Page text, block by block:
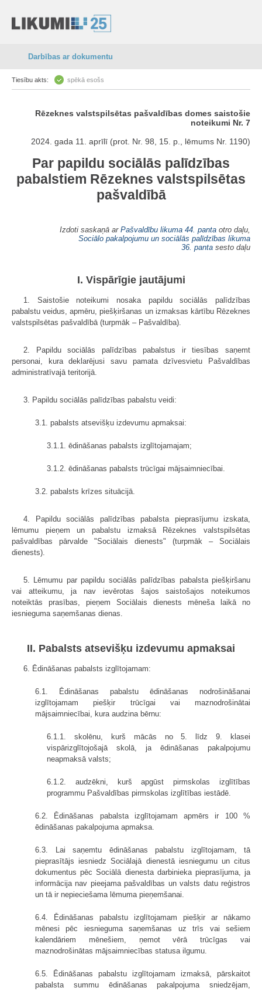
Darbības ar dokumentu
Tiesību akts: spēkā esošs
Rēzeknes valstspilsētas pašvaldības domes saistošie
noteikumi Nr. 7
2024. gada 11. aprīlī (prot. Nr. 98, 15. p., lēmums Nr. 1190)
Par papildu sociālās palīdzības
pabalstiem Rēzeknes valstspilsētas
pašvaldībā
Izdoti saskaņā ar Pašvaldību likuma 44. panta otro daļu,
Sociālo pakalpojumu un sociālās palīdzības likuma
36. panta sesto daļu
I. Vispārīgie jautājumi
1. Saistošie noteikumi nosaka papildu sociālās palīdzības
pabalstu veidus, apmēru, piešķiršanas un izmaksas kārtību Rēzeknes
valstspilsētas pašvaldībā (turpmāk – Pašvaldība).
2. Papildu sociālās palīdzības pabalstus ir tiesības saņemt
personai, kura deklarējusi savu pamata dzīvesvietu Pašvaldības
administratīvajā teritorijā.
3. Papildu sociālās palīdzības pabalstu veidi:
3.1. pabalsts atsevišķu izdevumu apmaksai:
3.1.1. ēdināšanas pabalsts izglītojamajam;
3.1.2. ēdināšanas pabalsts trūcīgai mājsaimniecībai.
3.2. pabalsts krīzes situācijā.
4. Papildu sociālās palīdzības pabalsta pieprasījumu izskata,
lēmumu pieņem un pabalstu izmaksā Rēzeknes valstspilsētas
pašvaldības pārvalde "Sociālais dienests" (turpmāk – Sociālais
dienests).
5. Lēmumu par papildu sociālās palīdzības pabalsta piešķiršanu
vai atteikumu, ja nav ievērotas šajos saistošajos noteikumos
noteiktās prasības, pieņem Sociālais dienests mēneša laikā no
iesnieguma saņemšanas dienas.
II. Pabalsts atsevišķu izdevumu apmaksai
6. Ēdināšanas pabalsts izglītojamam:
6.1. Ēdināšanas pabalstu ēdināšanas nodrošināšanai
izglītojamam piešķir trūcīgai vai maznodrošinātai
mājsaimniecībai, kura audzina bērnu:
6.1.1. skolēnu, kurš mācās no 5. līdz 9. klasei
vispārizglītojošajā skolā, ja ēdināšanas pakalpojumu
neapmaksā valsts;
6.1.2. audzēkni, kurš apgūst pirmskolas izglītības
programmu Pašvaldības pirmskolas izglītības iestādē.
6.2. Ēdināšanas pabalsta izglītojamam apmērs ir 100 %
ēdināšanas pakalpojuma apmaksa.
6.3. Lai saņemtu ēdināšanas pabalstu izglītojamam, tā
pieprasītājs iesniedz Sociālajā dienestā iesniegumu un citus
dokumentus pēc Sociālā dienesta darbinieka pieprasījuma, ja
informācija nav pieejama pašvaldības un valsts datu reģistros
un tā ir nepieciešama lēmuma pieņemšanai.
6.4. Ēdināšanas pabalstu izglītojamam piešķir ar nākamo
mēnesi pēc iesnieguma saņemšanas uz trīs vai sešiem
kalendāriem mēnešiem, ņemot vērā trūcīgas vai
maznodrošinātas mājsaimniecības statusa ilgumu.
6.5. Ēdināšanas pabalstu izglītojamam izmaksā, pārskaitot
pabalsta summu ēdināšanas pakalpojuma sniedzējam,